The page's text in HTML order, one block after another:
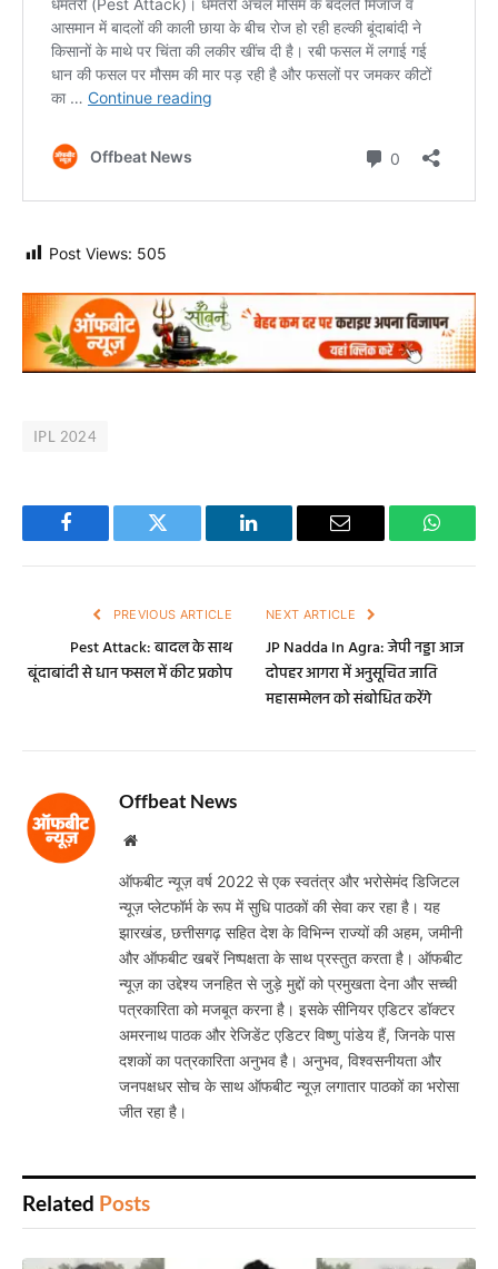
Post Views: 505
IPL 2024
Facebook Twitter LinkedIn Email
PREVIOUS ARTICLE
Pest Attack: बादल के साथ
बूंदाबांदी से धान फसल में कीट प्रकोप
NEXT ARTICLE
JP Nadda In Agra: जेपी नड्डा आज
दोपहर आगरा में अनुसूचित जाति
महासम्मेलन को संबोधित करेंगे
Offbeat News
Website
ऑफबीट न्यूज़ वर्ष 2022 से एक स्वतंत्र और भरोसेमंद डिजिटल
न्यूज़ प्लेटफॉर्म के रूप में सुधि पाठकों की सेवा कर रहा है। यह
झारखंड, छत्तीसगढ़ सहित देश के विभिन्न राज्यों की अहम, जमीनी
और ऑफबीट खबरें निष्पक्षता के साथ प्रस्तुत करता है। ऑफबीट
न्यूज़ का उद्देश्य जनहित से जुड़े मुद्दों को प्रमुखता देना और सच्ची
पत्रकारिता को मजबूत करना है। इसके सीनियर एडिटर डॉक्टर
अमरनाथ पाठक और रेजिडेंट एडिटर विष्णु पांडेय हैं, जिनके पास
दशकों का पत्रकारिता अनुभव है। अनुभव, विश्वसनीयता और
जनपक्षधर सोच के साथ ऑफबीट न्यूज़ लगातार पाठकों का भरोसा
जीत रहा है।
Related Posts